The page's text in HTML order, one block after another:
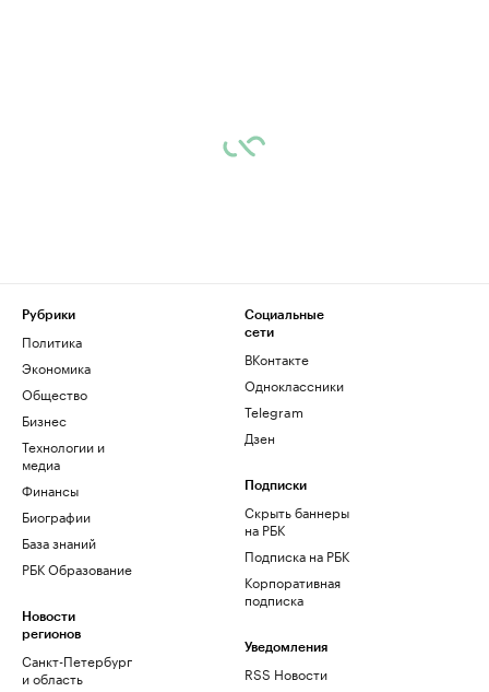
Рубрики
Политика
Экономика
Общество
Бизнес
Технологии и
медиа
Финансы
Биографии
База знаний
РБК Образование
Новости
регионов
Санкт-Петербург
и область
Социальные
сети
ВКонтакте
Одноклассники
Telegram
Дзен
Подписки
Скрыть баннеры
на РБК
Подписка на РБК
Корпоративная
подписка
Уведомления
RSS Новости